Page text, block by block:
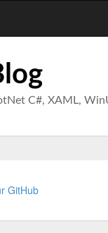
C#, XAML,
GitHub